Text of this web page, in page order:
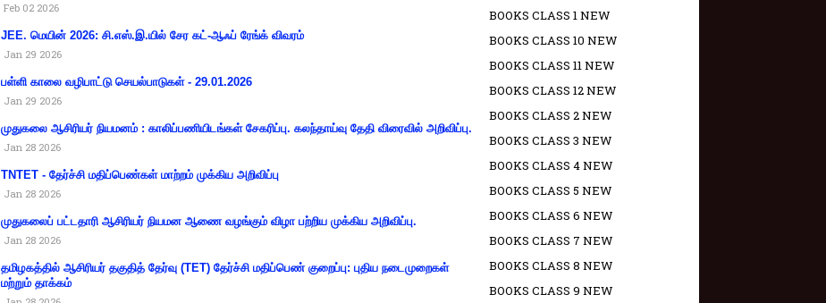
Feb 02 2026
JEE. மெயின் 2026: சி.எஸ்.இ.யில் சேர கட்-ஆஃப் ரேங்க் விவரம்
Jan 29 2026
பள்ளி காலை வழிபாட்டு செயல்பாடுகள் - 29.01.2026
Jan 29 2026
முதுகலை ஆசிரியர் நியமனம் : காலிப்பணியிடங்கள் சேகரிப்பு. கலந்தாய்வு தேதி விரைவில் அறிவிப்பு.
Jan 28 2026
TNTET - தேர்ச்சி மதிப்பெண்கள் மாற்றம் முக்கிய அறிவிப்பு
Jan 28 2026
முதுகலைப் பட்டதாரி ஆசிரியர் நியமன ஆணை வழங்கும் விழா பற்றிய முக்கிய அறிவிப்பு.
Jan 28 2026
தமிழகத்தில் ஆசிரியர் தகுதித் தேர்வு (TET) தேர்ச்சி மதிப்பெண் குறைப்பு: புதிய நடைமுறைகள்
மற்றும் தாக்கம்
BOOKS CLASS 1 NEW
BOOKS CLASS 10 NEW
BOOKS CLASS 11 NEW
BOOKS CLASS 12 NEW
BOOKS CLASS 2 NEW
BOOKS CLASS 3 NEW
BOOKS CLASS 4 NEW
BOOKS CLASS 5 NEW
BOOKS CLASS 6 NEW
BOOKS CLASS 7 NEW
BOOKS CLASS 8 NEW
BOOKS CLASS 9 NEW